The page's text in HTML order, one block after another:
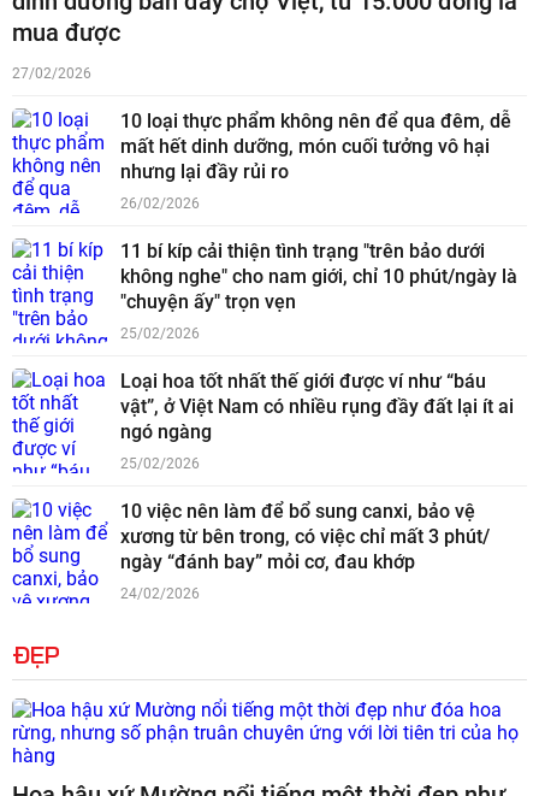
mua được
27/02/2026
10 loại thực phẩm không nên để qua đêm, dễ
mất hết dinh dưỡng, món cuối tưởng vô hại
nhưng lại đầy rủi ro
26/02/2026
11 bí kíp cải thiện tình trạng "trên bảo dưới
không nghe" cho nam giới, chỉ 10 phút/ngày là
"chuyện ấy" trọn vẹn
25/02/2026
Loại hoa tốt nhất thế giới được ví như “báu
vật”, ở Việt Nam có nhiều rụng đầy đất lại ít ai
ngó ngàng
25/02/2026
10 việc nên làm để bổ sung canxi, bảo vệ
xương từ bên trong, có việc chỉ mất 3 phút/
ngày “đánh bay” mỏi cơ, đau khớp
24/02/2026
ĐẸP